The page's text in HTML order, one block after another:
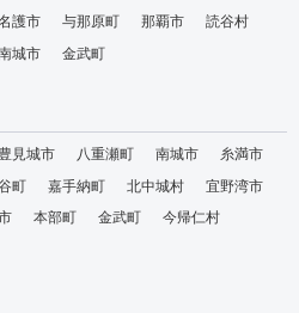
護市 与那原町 那覇市
読谷村
城市 金武町
豊見城市 八重瀬町 南城市
糸満市
町 嘉手納町 北中城村
宜野湾市
本部町 金武町
今帰仁村